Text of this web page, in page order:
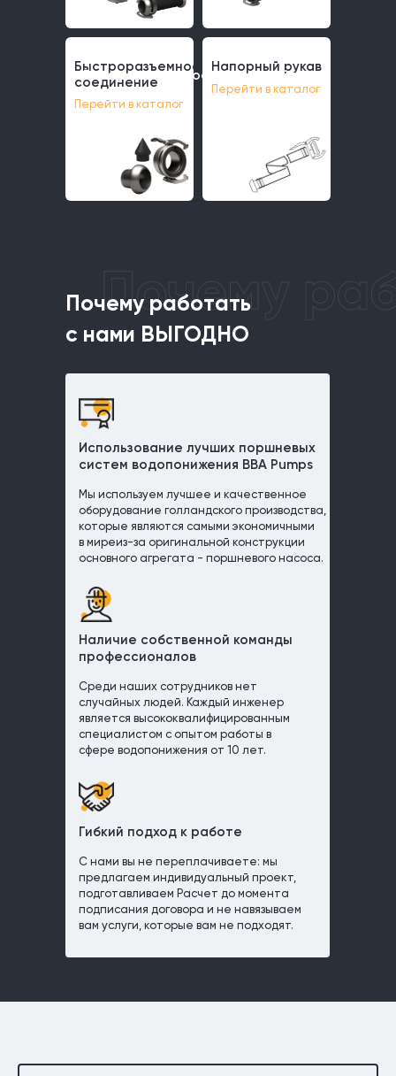
Перейти в каталог
Перейти в каталог
Быстроразъемное
соединение
Напорный рукав
Напорный рукав
Быстроразъемное
соединение
Почему
с нами
Почему работать
с нами ВЫГОДНО
Использование лучших поршневых
систем водопонижения BBA Pumps
Мы используем лучшее и качественное
оборудование голландского производства,
которые являются самыми экономичными
в миреиз-за оригинальной конструкции
основного агрегата - поршневого насоса.
Наличие собственной команды
профессионалов
Среди наших сотрудников нет
случайных людей. Каждый инженер
является высококвалифицированным
специалистом с опытом работы в
сфере водопонижения от 10 лет.
Гибкий подход к работе
С нами вы не переплачиваете: мы
предлагаем индивидуальный проект,
подготавливаем Расчет до момента
подписания договора и не навязываем
вам услуги, которые вам не подходят.